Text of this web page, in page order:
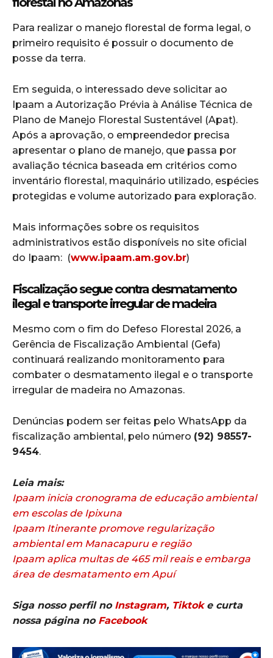
Para realizar o manejo florestal de forma legal, o
primeiro requisito é possuir o documento de
posse da terra.
Em seguida, o interessado deve solicitar ao
Ipaam a Autorização Prévia à Análise Técnica de
Plano de Manejo Florestal Sustentável (Apat).
Após a aprovação, o empreendedor precisa
apresentar o plano de manejo, que passa por
avaliação técnica baseada em critérios como
inventário florestal, maquinário utilizado, espécies
protegidas e volume autorizado para exploração.
Mais informações sobre os requisitos
administrativos estão disponíveis no site oficial
do Ipaam: (www.ipaam.am.gov.br)
Fiscalização segue contra desmatamento
ilegal e transporte irregular de madeira
Mesmo com o fim do Defeso Florestal 2026, a
Gerência de Fiscalização Ambiental (Gefa)
continuará realizando monitoramento para
combater o desmatamento ilegal e o transporte
irregular de madeira no Amazonas.
Denúncias podem ser feitas pelo WhatsApp da
fiscalização ambiental, pelo número (92) 98557-
9454.
Leia mais:
Ipaam inicia cronograma de educação ambiental
em escolas de Ipixuna
Ipaam Itinerante promove regularização
ambiental em Manacapuru e região
Ipaam aplica multas de 465 mil reais e embarga
área de desmatamento em Apuí
Siga nosso perfil no Instagram, Tiktoke curta
nossa página no Facebook